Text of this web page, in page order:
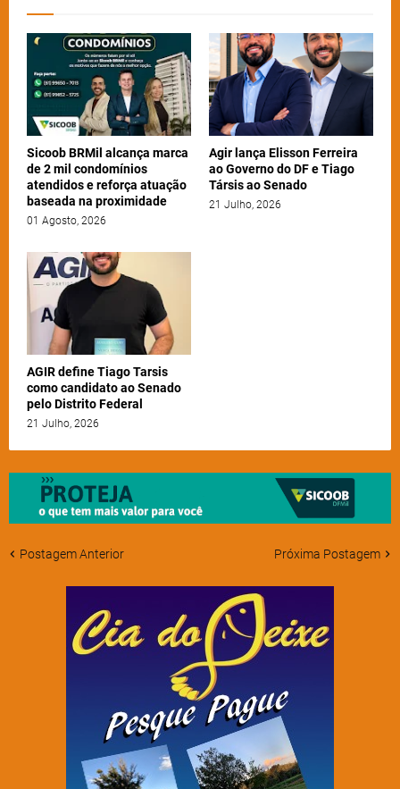
Sicoob BRMil alcança marca
de 2 mil condomínios
atendidos e reforça atuação
baseada na proximidade
01 Agosto, 2026
Agir lança Elisson Ferreira
ao Governo do DF e Tiago
Társis ao Senado
21 Julho, 2026
AGIR define Tiago Tarsis
como candidato ao Senado
pelo Distrito Federal
21 Julho, 2026
Postagem Anterior Próxima Postagem